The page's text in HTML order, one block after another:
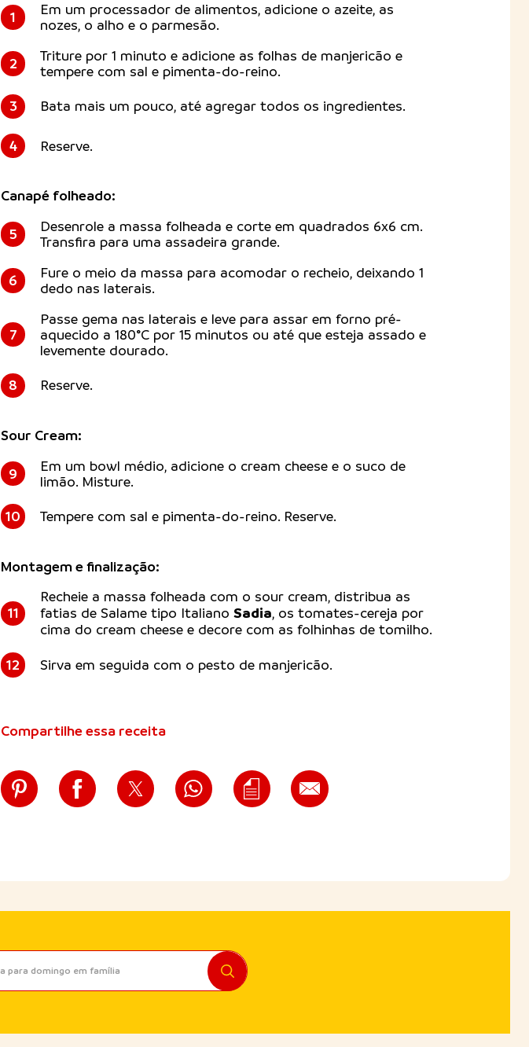
1
Em um processador de alimentos, adicione o azeite, as
nozes, o alho e o parmesão.
2
Triture por 1 minuto e adicione as folhas de manjericão e
tempere com sal e pimenta-do-reino.
3 Bata mais um pouco, até agregar todos os ingredientes.
4 Reserve.
Canapé folheado:
5
Desenrole a massa folheada e corte em quadrados 6x6 cm.
Transfira para uma assadeira grande.
6
Fure o meio da massa para acomodar o recheio, deixando 1
dedo nas laterais.
7
Passe gema nas laterais e leve para assar em forno pré-
aquecido a 180°C por 15 minutos ou até que esteja assado e
levemente dourado.
8 Reserve.
Sour Cream:
9
Em um bowl médio, adicione o cream cheese e o suco de
limão. Misture.
10 Tempere com sal e pimenta-do-reino. Reserve.
Montagem e finalização:
11
Recheie a massa folheada com o sour cream, distribua as
fatias de Salame tipo ItalianoSadia, os tomates-cereja por
cima do cream cheese e decore com as folhinhas de tomilho.
12 Sirva em seguida com o pesto de manjericão.
Compartilhe essa receita